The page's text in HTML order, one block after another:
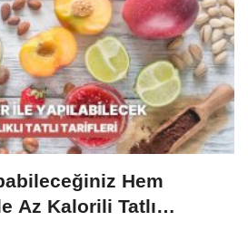
Hem
Az Kalorili Tatlı